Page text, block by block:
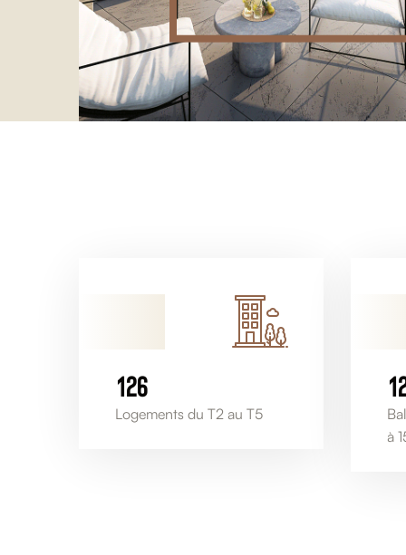
126
Logements du T2 au T5
1
à